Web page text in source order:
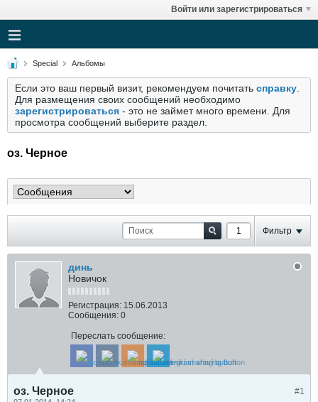
Войти или зарегистрироваться
Special Альбомы
Если это ваш первый визит, рекомендуем почитать справку
Для размещения своих сообщений необходимо
зарегистрироваться - это не займет много времени. Для
просмотра сообщений выберите раздел.
оз. Черное
Фильтр
динь
Новичок
Регистрация: 15.06.2013
Сообщения: 0
Переслать сообщение:
#1
оз. Черное